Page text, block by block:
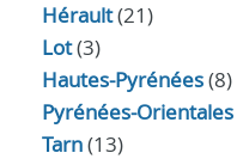
Hérault(21)
Lot(3)
Hautes-Pyrénées(8)
Pyrénées-Orientales
Tarn(13)